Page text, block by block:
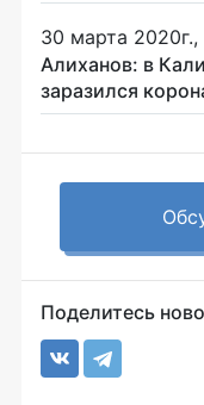
30 марта 2020г.,
Алиханов: в
заразился
Поделитесь